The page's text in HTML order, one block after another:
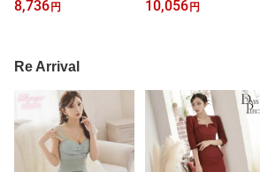
ス ツイード風 上質生地
嬢様 知的 韓国風 Ryuyu
大きいサイズ 可愛い き
れいめ フレアーワンピ
タイトワンピ カラーワン
ピ あす楽 送料無料
8,736 円
ードレス セクシー 韓国
で透け防止 ホワイト 清
楚 ミニ丈 エレガント Bel
sia あす楽 送料無料
10,056 円
Re Arrival